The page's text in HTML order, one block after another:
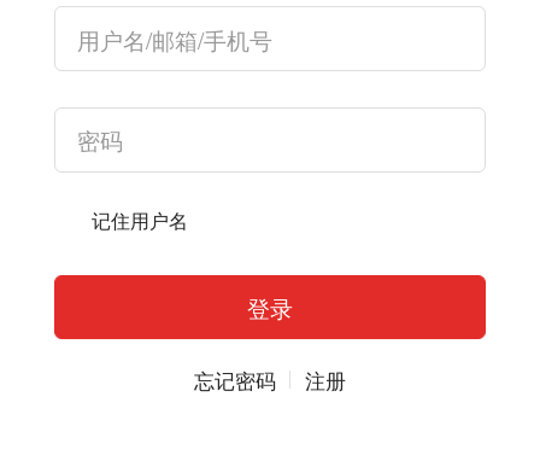
记住用户名
忘记密码 注册